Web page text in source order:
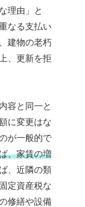
理由」と
なる支払い
建物の老朽
、更新を拒
容と同一と
に変更はな
が一般的で
、家賃の増
、近隣の類
定資産税な
修繕や設備